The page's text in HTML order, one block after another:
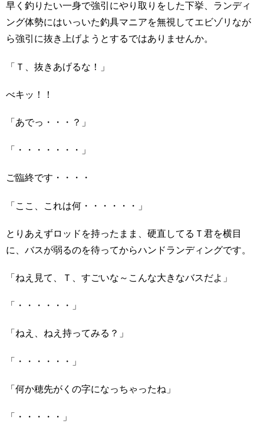
早く釣りたい一身で強引にやり取りをした下挙、ランディ
ング体勢にはいっいた釣具マニアを無視してエビゾリなが
ら強引に抜き上げようとするではありませんか。
「Ｔ、抜きあげるな！」
べキッ！！
「あでっ・・・？」
「・・・・・・・」
ご臨終です・・・・
「ここ、これは何・・・・・・」
とりあえずロッドを持ったまま、硬直してるＴ君を横目
に、バスが弱るのを待ってからハンドランディングです。
「ねえ見て、Ｔ、すごいな～こんな大きなバスだよ」
「・・・・・・」
「ねえ、ねえ持ってみる？」
「・・・・・・」
「何か穂先がくの字になっちゃったね」
「・・・・・」